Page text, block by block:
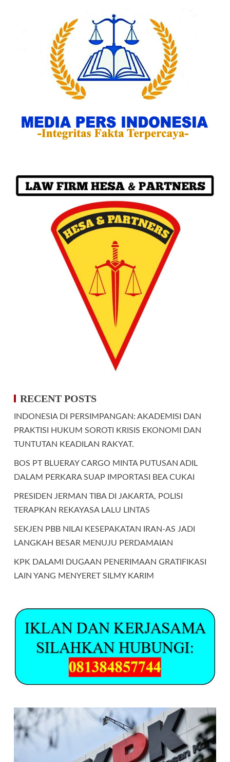
RECENT POSTS
INDONESIA DI PERSIMPANGAN: AKADEMISI DAN
PRAKTISI HUKUM SOROTI KRISIS EKONOMI DAN
TUNTUTAN KEADILAN RAKYAT.
BOS PT BLUERAY CARGO MINTA PUTUSAN ADIL
DALAM PERKARA SUAP IMPORTASI BEA CUKAI
PRESIDEN JERMAN TIBA DI JAKARTA, POLISI
TERAPKAN REKAYASA LALU LINTAS
SEKJEN PBB NILAI KESEPAKATAN IRAN-AS JADI
LANGKAH BESAR MENUJU PERDAMAIAN
KPK DALAMI DUGAAN PENERIMAAN GRATIFIKASI
LAIN YANG MENYERET SILMY KARIM